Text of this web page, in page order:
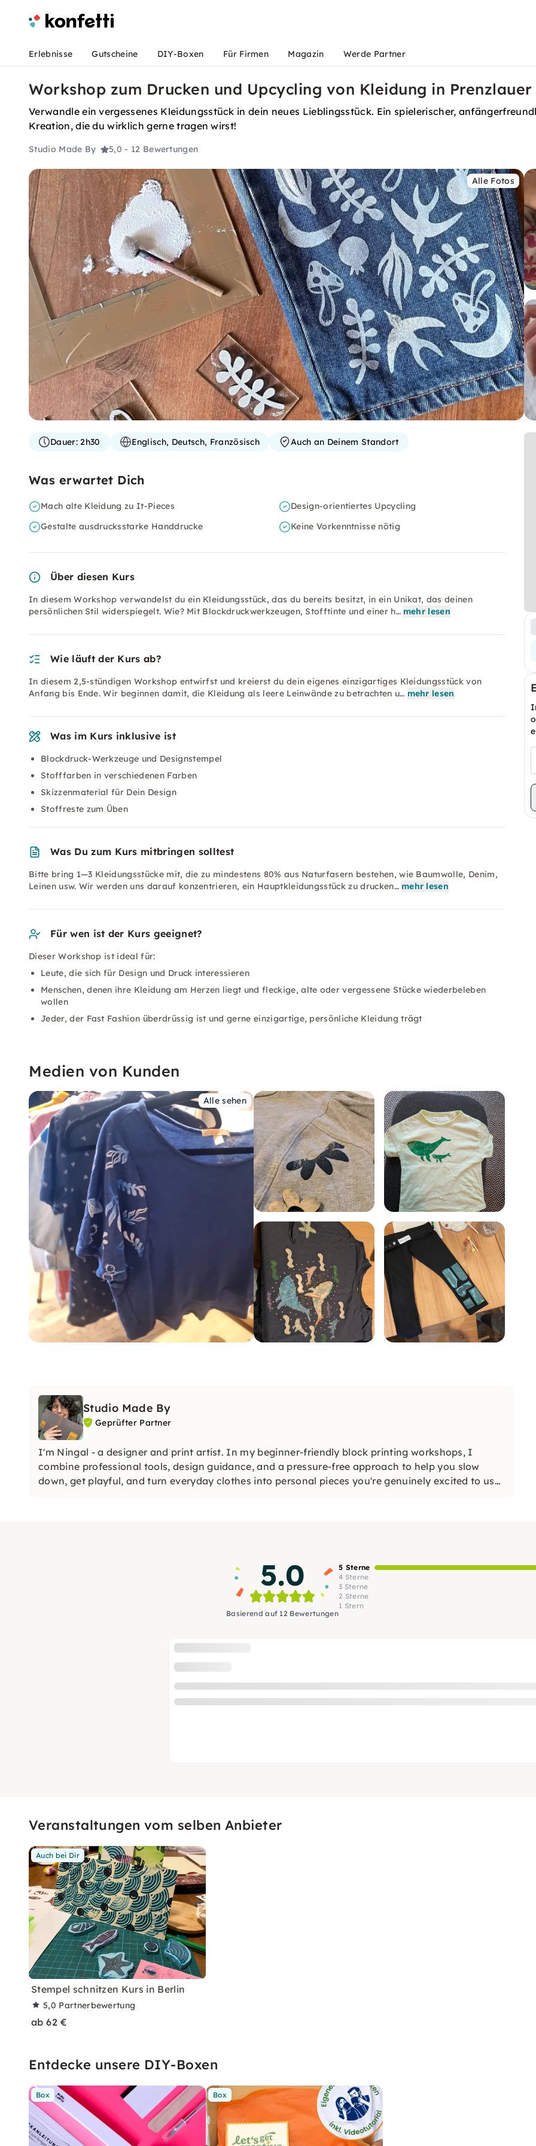
Erlebnisse Gutscheine DIY-Boxen Für Firmen Magazin Werde Partner
Workshop zum Drucken und Upcycling von Kleidung in Prenzlauer
Verwandle ein vergessenes Kleidungsstück in dein neues Lieblingsstück. Ein spielerischer,
Kreation, die du wirklich gerne tragen wirst!
Studio Made By 5,0- 12 Bewertungen
Alle Fotos
Dauer:2h30 Englisch, Deutsch, Französisch Auch an Deinem Standort
Was erwartet Dich
Mach alte Kleidung zu It-Pieces
Design-orientiertes Upcycling
Gestalte ausdrucksstarke Handdrucke
Keine Vorkenntnisse nötig
Über diesen Kurs
In diesem Workshop verwandelst du ein Kleidungsstück, das du bereits besitzt, in ein Unikat, das deinen
persönlichen Stil widerspiegelt. Wie? Mit Blockdruckwerkzeugen, Stofftinte und einer h… mehr lesen
Wie läuft der Kurs ab?
In diesem 2,5-stündigen Workshop entwirfst und kreierst du dein eigenes einzigartiges Kleidungsstück von
Anfang bis Ende. Wir beginnen damit, die Kleidung als leere Leinwände zu betrachten u… mehr lesen
Was im Kurs inklusive ist
Blockdruck-Werkzeuge und Designstempel
Stofffarben in verschiedenen Farben
Skizzenmaterial für Dein Design
Stoffreste zum Üben
Was Du zum Kurs mitbringen solltest
Bitte bring 1—3 Kleidungsstücke mit, die zu mindestens 80% aus Naturfasern bestehen, wie Baumwolle, Denim,
Leinen usw. Wir werden uns darauf konzentrieren, ein Hauptkleidungsstück zu drucken… mehr lesen
Für wen ist der Kurs geeignet?
Dieser Workshop ist ideal für:
Leute, die sich für Design und Druck interessieren
Menschen, denen ihre Kleidung am Herzen liegt und fleckige, alte oder vergessene Stücke wiederbeleben
wollen
Jeder, der Fast Fashion überdrüssig ist und gerne einzigartige, persönliche Kleidung trägt
Medien von Kunden
Alle sehen
Studio Made By
Geprüfter Partner
I'm Ningal - a designer and print artist. In my beginner-friendly block printing workshops, I
combine professional tools, design guidance, and a pressure-free approach to help you slow
down, get playful, and turn everyday clothes into personal pieces you're genuinely excited to use
5.0
Basierend auf 12 Bewertungen
5 Sterne
4 Sterne
3 Sterne
2 Sterne
1 Stern
Veranstaltungen vom selben Anbieter
Auch bei Dir
Stempel schnitzen Kurs in Berlin
5,0 Partnerbewertung
ab 62 €
Entdecke unsere DIY-Boxen
Box Box